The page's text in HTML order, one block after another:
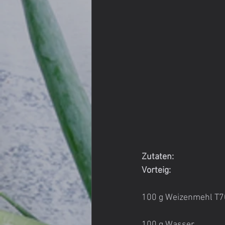
Zutaten:
Vorteig:
100 g Weizenmehl